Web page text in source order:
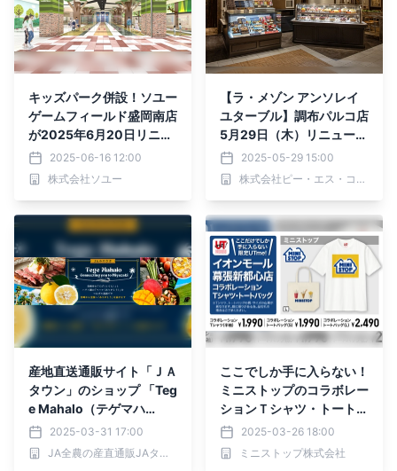
キッズパーク併設！ソユー
ゲームフィールド盛岡南店
が2025年6月20日リニュ
ーアルオープン！
2025-06-16 12:00
株式会社ソユー
【ラ・メゾン アンソレイ
ユターブル】調布パルコ店
5月29日（木）リニューア
ルOPEN！
2025-05-29 15:00
株式会社ピー・エス・コープ
産地直送通販サイト「ＪＡ
タウン」のショップ 「Teg
e Mahalo（テゲマハ
ロ）」がリニューアルオー
プン！ ～宮崎の旬をお届
け～
2025-03-31 17:00
JA全農の産直通販JAタウン
ここでしか手に入らない！
ミニストップのコラボレー
ションＴシャツ・トートバ
ッグ ユニクロイオンモー
ル幕張新都心店リニューア
ルオープン記念コラボ ユ
2025-03-26 18:00
ミニストップ株式会社